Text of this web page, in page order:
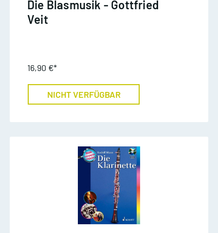
Die Blasmusik - Gottfried
Veit
16,90 €*
NICHT VERFÜGBAR